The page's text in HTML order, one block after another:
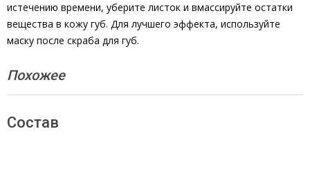
истечению времени, уберите листок и вмассируйте остатки
вещества в кожу губ. Для лучшего эффекта, используйте
маску после скраба для губ.
Похожее
Состав